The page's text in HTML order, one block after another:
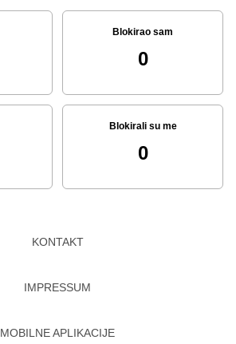
Blokirao sam
0
Blokirali su me
0
KONTAKT
IMPRESSUM
MOBILNE APLIKACIJE